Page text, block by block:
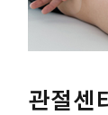
관절센